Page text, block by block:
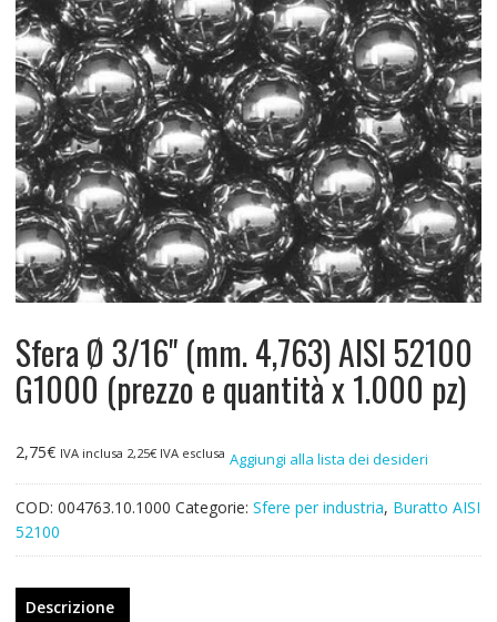
Sfera Ø 3/16" (mm. 4,763) AISI 52100
G1000 (prezzo e quantità x 1.000 pz)
2,75€ IVA inclusa 2,25€IVA esclusa Aggiungi alla lista dei desideri
COD: 004763.10.1000 Categorie: Sfere per industria, Buratto AISI
52100
Descrizione